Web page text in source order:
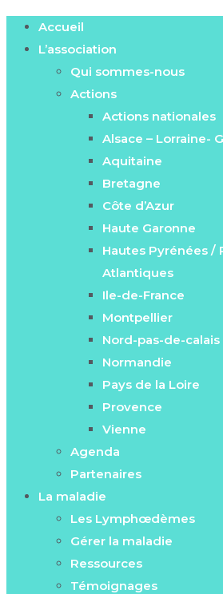
Accueil
L’association
Qui sommes-nous
Actions
Actions nationales
Alsace – Lorraine-
Aquitaine
Bretagne
Côte d’Azur
Haute Garonne
Hautes Pyrénées /
Atlantiques
Ile-de-France
Montpellier
Nord-pas-de-calais
Normandie
Pays de la Loire
Provence
Vienne
Agenda
Partenaires
La maladie
Les Lymphœdèmes
Gérer la maladie
Ressources
Témoignages